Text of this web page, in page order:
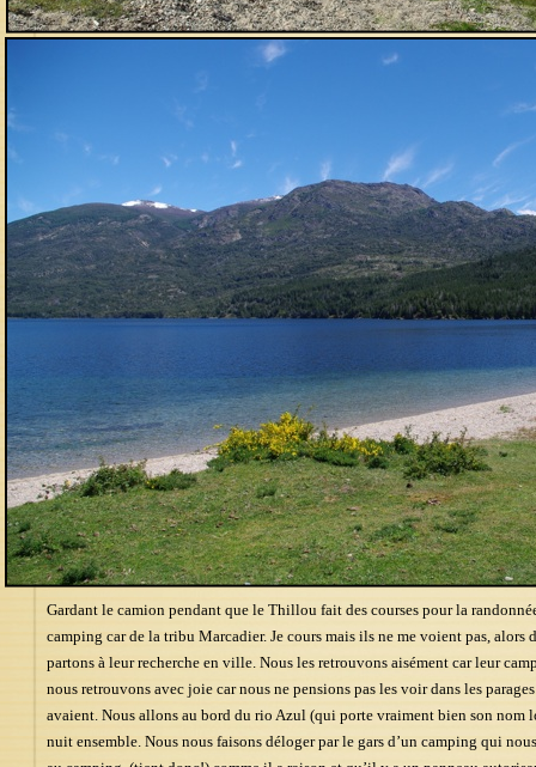
Gardant le camion pendant que le Thillou fait des courses pour la
camping car de la tribu Marcadier. Je cours mais ils ne me voient pas, alors
partons à leur recherche en ville. Nous les retrouvons aisément car leur
nous retrouvons avec joie car nous ne pensions pas les voir dans les
avaient. Nous allons au bord du rio Azul (qui porte vraiment bien son nom
nuit ensemble. Nous nous faisons déloger par le gars d’un camping qui